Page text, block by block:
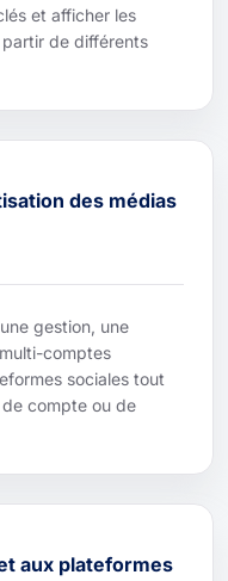
et afficher les
de différents
des médias
gestion, une
comptes
sociales tout
compte ou de
aux plateformes